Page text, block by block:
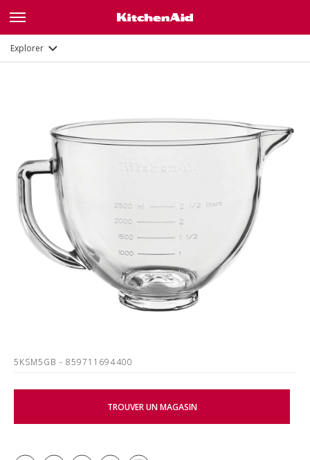
Explorer Description
5KSM5GB - 859711694400
TROUVER UN MAGASIN